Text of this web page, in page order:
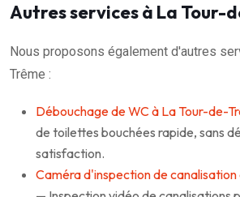
Autres services à La Tour-
Nous proposons également d'autres
Trême :
Débouchage de WC à La Tour-de-
de toilettes bouchées rapide, sans
satisfaction.
Caméra d'inspection de